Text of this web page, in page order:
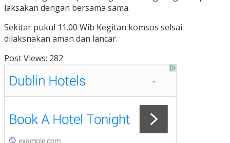
laksakan dengan bersama sama.
Sekitar pukul 11.00 Wib Kegitan komsos selsai
dilaksnakan aman dan lancar.
Post Views: 282